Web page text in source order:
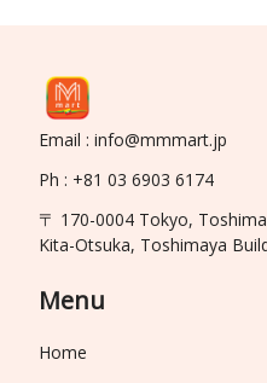
Email : info@mmmart.jp
Ph : +81 03 6903 6174
〒 170-0004 Tokyo,
Kita-Otsuka, Toshimaya
Menu
Home